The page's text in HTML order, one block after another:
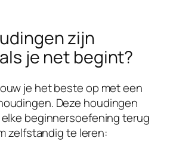
zijn
je net begint?
je het beste op met een
Deze houdingen
elke beginnersoefening terug
zelfstandig te leren: